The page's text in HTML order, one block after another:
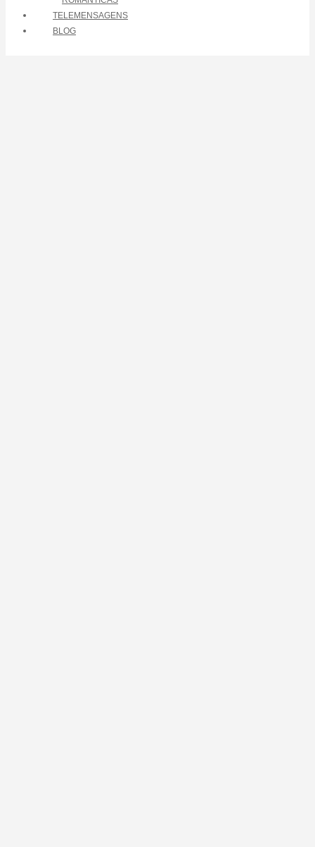
TELEMENSAGENS
BLOG